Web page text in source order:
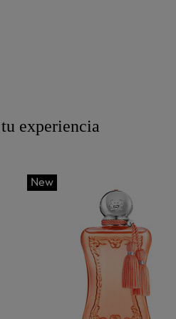
experiencia
New